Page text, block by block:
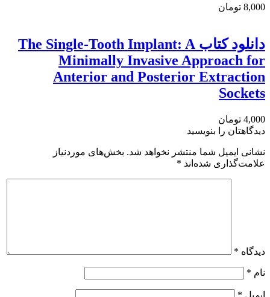
8,000 تومان
دانلود کتاب The Single-Tooth Implant: A
Minimally Invasive Approach for
Anterior and Posterior Extraction
Sockets
4,000 تومان
دیدگاهتان را بنویسید
نشانی ایمیل شما منتشر نخواهد شد. بخش‌های موردنیاز
علامت‌گذاری شده‌اند *
دیدگاه *
نام *
ایمیل *